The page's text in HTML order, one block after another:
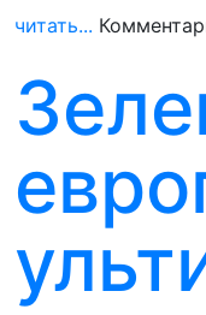
читать...